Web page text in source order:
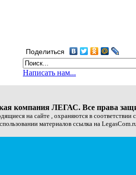
Поделиться
Написать нам...
компания ЛЕГАС. Все права
на сайте , охраняются в соответствии
материалов ссылка на